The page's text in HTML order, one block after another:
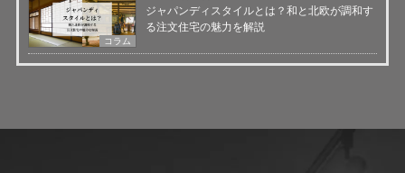
コラム
ジャパンディスタイルとは？和と北欧が調和す
る注文住宅の魅力を解説